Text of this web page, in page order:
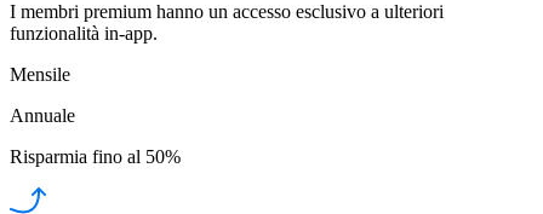
I membri premium hanno un accesso esclusivo a ulteriori
funzionalità in-app.
Mensile
Annuale
Risparmia fino al 50%